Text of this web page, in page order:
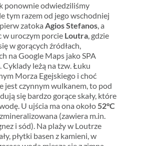
ponownie odwiedziliśmy
tym razem od jego wschodniej
zatoka Agios Stefanos, a
w uroczym porcie Loutra, gdzie
w gorących źródłach,
na Google Maps jako SPA
Cyklady leżą na tzw. Łuku
Morza Egejskiego i choć
jest czynnym wulkanem, to pod
się bardzo gorące skały, które
U ujścia ma ona około52°C
(zawiera m.in.
i sód). Na plaży w Loutrze
płytki basen z kamieni, w